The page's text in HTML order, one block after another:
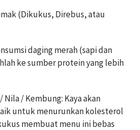
(Dikukus, Direbus, atau
daging merah (sapi dan
ke sumber protein yang lebih
Nila / Kembung: Kaya akan
untuk menurunkan kolesterol
membuat menu ini bebas